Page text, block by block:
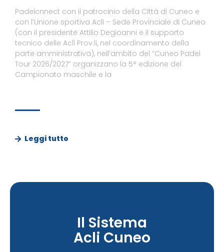
Padelcnnect con il patrocinio della Città di Cuneo e
con l’Unione sportiva Acli – Sede Provinciale di Cuneo
(con il presidente Attilio Degioanni e il supporto
tecnico delle Acli Prov.li, nel coordinamento della
parte amministrativa), nell’ambito del “Cuneo Padel
Tour 2026/2027” organizzano la 5° edizione del
Campionato maschile e la
Leggi tutto
Il Sistema
Acli Cuneo